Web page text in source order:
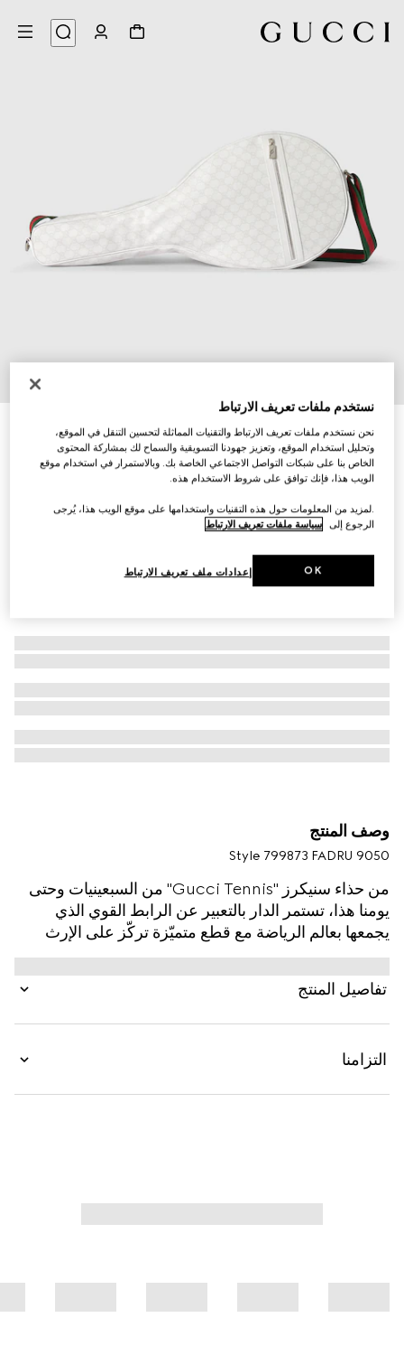
حامل مضارب تنس بنقش GG
SAR 6,700
وصف المنتج
Style ‎799873 FADRU 9050
من حذاء سنيكرز "Gucci Tennis" من السبعينيات وحتى
يومنا هذا، تستمر الدار بالتعبير عن الرابط القوي الذي
يجمعها بعالم الرياضة مع قطع متميّزة تركّز على الإرث
الغني كما على الابتكار. يظهر حامل مضارب التنس هذا
بقماش GG Supreme Tender باللون الأبيض.
تفاصيل المنتج
التزامنا
نستخدم ملفات تعريف الارتباط
نحن نستخدم ملفات تعريف الارتباط والتقنيات المماثلة لتحسين التنقل في الموقع،
وتحليل استخدام الموقع، وتعزيز جهودنا التسويقية والسماح لك بمشاركة المحتوى
الخاص بنا على شبكات التواصل الاجتماعي الخاصة بك. وبالاستمرار في استخدام موقع
الويب هذا، فإنك توافق على شروط الاستخدام هذه.
.لمزيد من المعلومات حول هذه التقنيات واستخدامها على موقع الويب هذا، يُرجى
الرجوع إلى سياسة ملفات تعريف الارتباط
إعدادات ملف تعريف الارتباط OK